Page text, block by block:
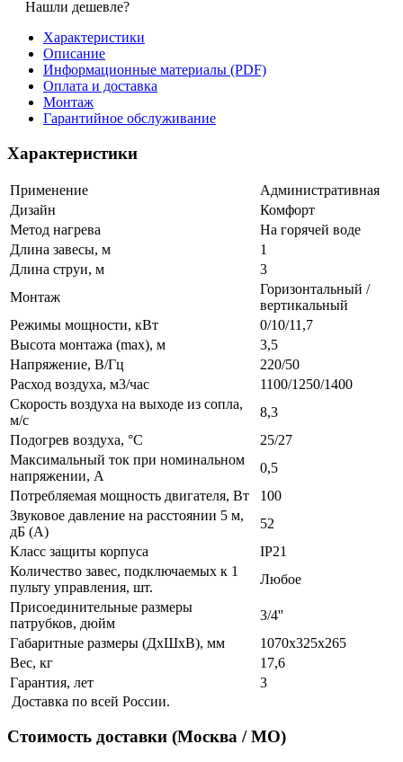
Нашли дешевле?
Характеристики
Описание
Информационные материалы (PDF)
Оплата и доставка
Монтаж
Гарантийное обслуживание
Характеристики
Применение
Административная
Дизайн
Комфорт
Метод нагрева
На горячей воде
Длина завесы, м
1
Длина струи, м
3
Монтаж
Горизонтальный /
вертикальный
Режимы мощности, кВт
0/10/11,7
Высота монтажа (max), м
3,5
Напряжение, В/Гц
220/50
Расход воздуха, м3/час
1100/1250/1400
Скорость воздуха на выходе из сопла,
м/с
8,3
Подогрев воздуха, °С
25/27
Максимальный ток при номинальном
напряжении, А
0,5
Потребляемая мощность двигателя, Вт
100
Звуковое давление на расстоянии 5 м,
дБ (А)
52
Класс защиты корпуса
IP21
Количество завес, подключаемых к 1
пульту управления, шт.
Любое
Присоединительные размеры
патрубков, дюйм
3/4''
Габаритные размеры (ДхШхВ), мм
1070х325х265
Вес, кг
17,6
Гарантия, лет
3
Доставка по всей России.
Стоимость доставки (Москва / МО)